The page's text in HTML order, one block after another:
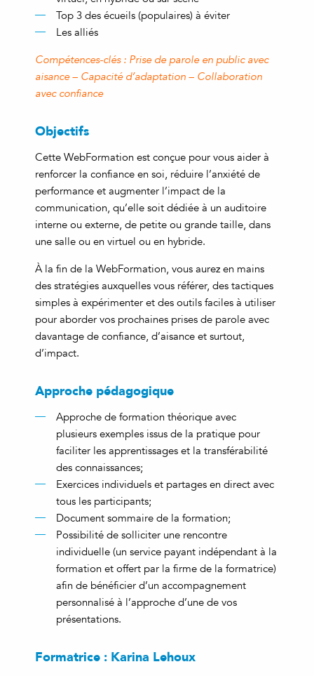
Top 3 des écueils (populaires) à éviter
Les alliés
Compétences-clés : Prise de parole en public avec
aisance – Capacité d’adaptation – Collaboration
avec confiance
Objectifs
Cette WebFormation est conçue pour vous aider à
renforcer la confiance en soi, réduire l’anxiété de
performance et augmenter l’impact de la
communication, qu’elle soit dédiée à un auditoire
interne ou externe, de petite ou grande taille, dans
une salle ou en virtuel ou en hybride.
À la fin de la WebFormation, vous aurez en mains
des stratégies auxquelles vous référer, des tactiques
simples à expérimenter et des outils faciles à utiliser
pour aborder vos prochaines prises de parole avec
davantage de confiance, d’aisance et surtout,
d’impact.
Approche pédagogique
Approche de formation théorique avec
plusieurs exemples issus de la pratique pour
faciliter les apprentissages et la transférabilité
des connaissances;
Exercices individuels et partages en direct avec
tous les participants;
Document sommaire de la formation;
Possibilité de solliciter une rencontre
individuelle (un service payant indépendant à la
formation et offert par la firme de la formatrice)
afin de bénéficier d’un accompagnement
personnalisé à l’approche d’une de vos
présentations.
Formatrice : Karina Lehoux